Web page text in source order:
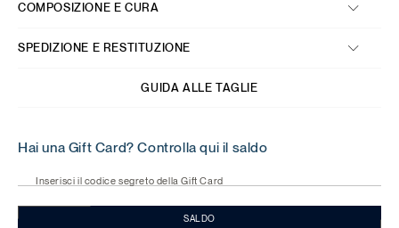
COMPOSIZIONE E CURA
SPEDIZIONE E RESTITUZIONE
GUIDA ALLE TAGLIE
Hai una Gift Card? Controlla qui il saldo
Inserisci il codice segreto della Gift Card
SALDO